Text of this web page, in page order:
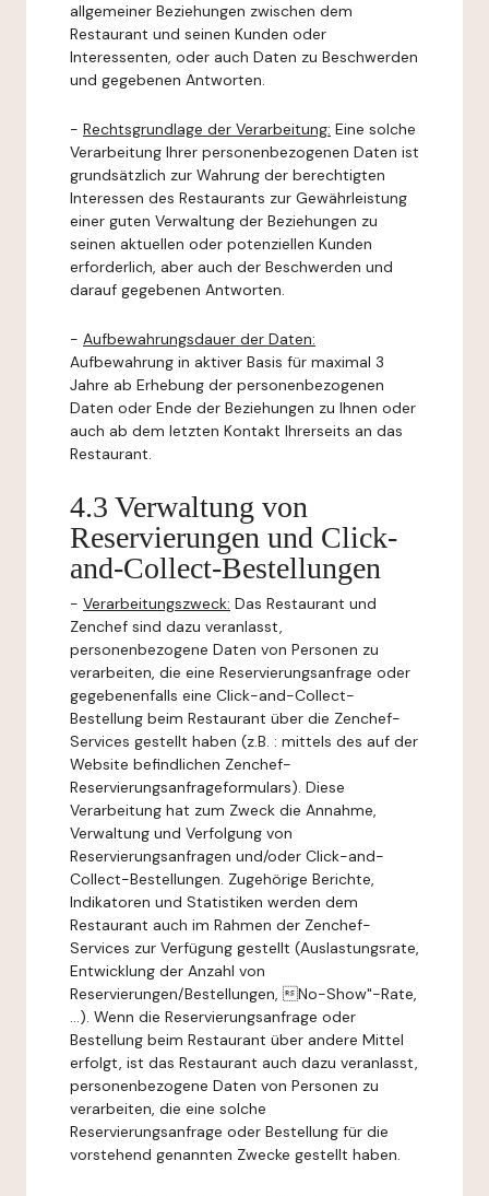
allgemeiner Beziehungen zwischen dem
Restaurant und seinen Kunden oder
Interessenten, oder auch Daten zu Beschwerden
und gegebenen Antworten.
- Rechtsgrundlage der Verarbeitung: Eine solche
Verarbeitung Ihrer personenbezogenen Daten ist
grundsätzlich zur Wahrung der berechtigten
Interessen des Restaurants zur Gewährleistung
einer guten Verwaltung der Beziehungen zu
seinen aktuellen oder potenziellen Kunden
erforderlich, aber auch der Beschwerden und
darauf gegebenen Antworten.
- Aufbewahrungsdauer der Daten:
Aufbewahrung in aktiver Basis für maximal 3
Jahre ab Erhebung der personenbezogenen
Daten oder Ende der Beziehungen zu Ihnen oder
auch ab dem letzten Kontakt Ihrerseits an das
Restaurant.
4.3 Verwaltung von
Reservierungen und Click-
and-Collect-Bestellungen
- Verarbeitungszweck: Das Restaurant und
Zenchef sind dazu veranlasst,
personenbezogene Daten von Personen zu
verarbeiten, die eine Reservierungsanfrage oder
gegebenenfalls eine Click-and-Collect-
Bestellung beim Restaurant über die Zenchef-
Services gestellt haben (z.B. : mittels des auf der
Website befindlichen Zenchef-
Reservierungsanfrageformulars). Diese
Verarbeitung hat zum Zweck die Annahme,
Verwaltung und Verfolgung von
Reservierungsanfragen und/oder Click-and-
Collect-Bestellungen. Zugehörige Berichte,
Indikatoren und Statistiken werden dem
Restaurant auch im Rahmen der Zenchef-
Services zur Verfügung gestellt (Auslastungsrate,
Entwicklung der Anzahl von
Reservierungen/Bestellungen, No-Show"-Rate,
...). Wenn die Reservierungsanfrage oder
Bestellung beim Restaurant über andere Mittel
erfolgt, ist das Restaurant auch dazu veranlasst,
personenbezogene Daten von Personen zu
verarbeiten, die eine solche
Reservierungsanfrage oder Bestellung für die
vorstehend genannten Zwecke gestellt haben.